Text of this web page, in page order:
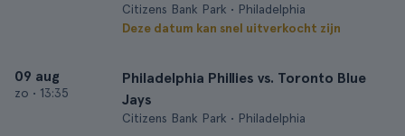
Citizens Bank Park • Philadelphia
Deze datum kan snel uitverkocht zijn
09 aug
zo • 13:35
Philadelphia Phillies vs. Toronto Blue
Jays
Citizens Bank Park • Philadelphia